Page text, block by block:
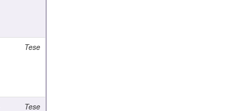
Tese
Tese